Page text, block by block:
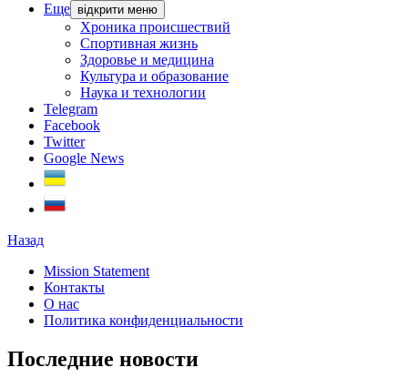
Еще відкрити меню
Хроника происшествий
Спортивная жизнь
Здоровье и медицина
Культура и образование
Наука и технологии
Telegram
Facebook
Twitter
Google News
Назад
Mission Statement
Контакты
О нас
Политика конфиденциальности
Последние новости